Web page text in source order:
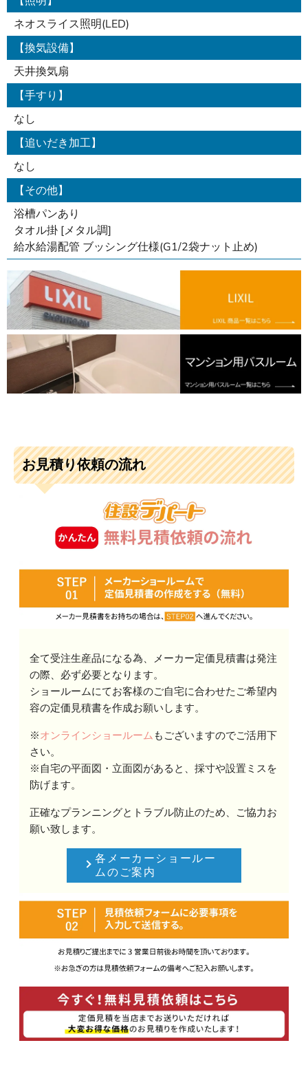
ネオスライス照明(LED)
【換気設備】
天井換気扇
【手すり】
なし
【追いだき加工】
なし
【その他】
浴槽パンあり
タオル掛 [メタル調]
給水給湯配管 ブッシング仕様(G1/2袋ナット止め)
お見積り依頼の流れ
全て受注生産品になる為、メーカー定価見積書は発注
の際、必ず必要となります。
ショールームにてお客様のご自宅に合わせたご希望内
容の定価見積書を作成お願いします。
※オンラインショールーム もございますのでご活用下
さい。
※自宅の平面図・立面図があると、採寸や設置ミスを
防げます。
正確なプランニングとトラブル防止のため、ご協力お
願い致します。
各メーカーショールー
ムのご案内